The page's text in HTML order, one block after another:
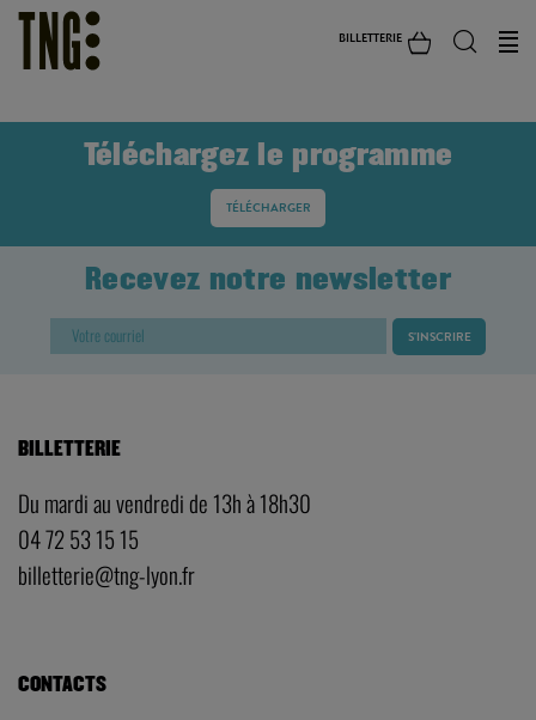
BILLETTERIE
Téléchargez le programme
TÉLÉCHARGER
Recevez notre newsletter
BILLETTERIE
Du mardi au vendredi de 13h à 18h30
04 72 53 15 15
billetterie@tng-lyon.fr
CONTACTS